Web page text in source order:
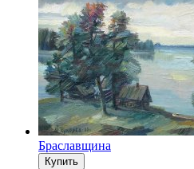
Браславщина
Купить